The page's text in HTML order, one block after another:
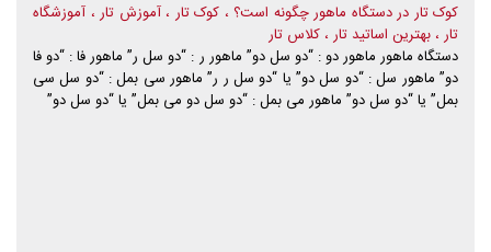
کوک تار در دستگاه ماهور چگونه است؟ ، کوک تار ، آموزش تار ، آموزشگاه
تار ، بهترین اساتید تار ، کلاس تار
دستگاه ماهور ماهور دو : “دو سل دو” ماهور ر : “دو سل ر” ماهور فا : “دو فا
دو” ماهور سل : “دو سل دو” یا “دو سل ر ر” ماهور سی بمل : “دو سل سی
بمل” یا “دو سل دو” ماهور می بمل : “دو سل دو می بمل” یا “دو سل دو”